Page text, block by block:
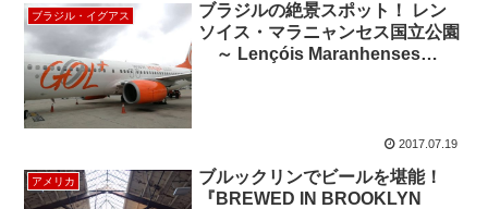
ブラジル・イグアス
ブラジルの絶景スポット！ レン
ソイス・マラニャンセス国立公園
～ Lençóis Maranhenses
2017.07.19
アメリカ
ブルックリンでビールを堪能！
『BREWED IN BROOKLYN